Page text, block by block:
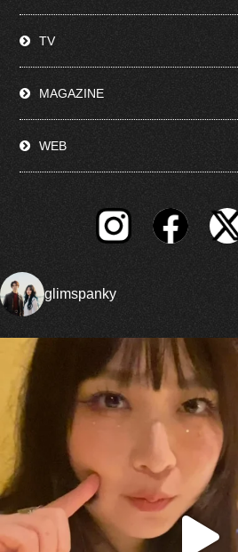
TV
MAGAZINE
WEB
glimspanky